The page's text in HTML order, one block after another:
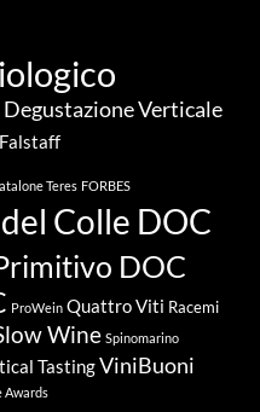
Degustazione Verticale
Falstaff
Teres FORBES
Colle DOC
DOC
ProWein Quattro Viti Racemi
Wine Spinomarino
TastingViniBuoni
Awards